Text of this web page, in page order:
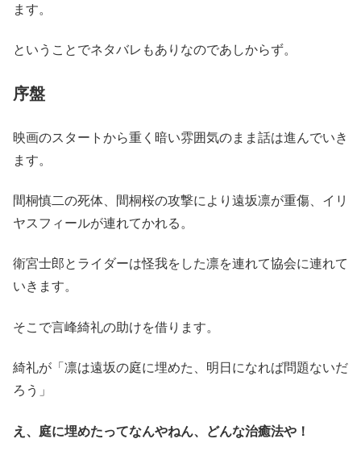
ます。
ということでネタバレもありなのであしからず。
序盤
映画のスタートから重く暗い雰囲気のまま話は進んでいき
ます。
間桐慎二の死体、間桐桜の攻撃により遠坂凛が重傷、イリ
ヤスフィールが連れてかれる。
衛宮士郎とライダーは怪我をした凛を連れて協会に連れて
いきます。
そこで言峰綺礼の助けを借ります。
綺礼が「凛は遠坂の庭に埋めた、明日になれば問題ないだ
ろう」
え、庭に埋めたってなんやねん、どんな治癒法や！